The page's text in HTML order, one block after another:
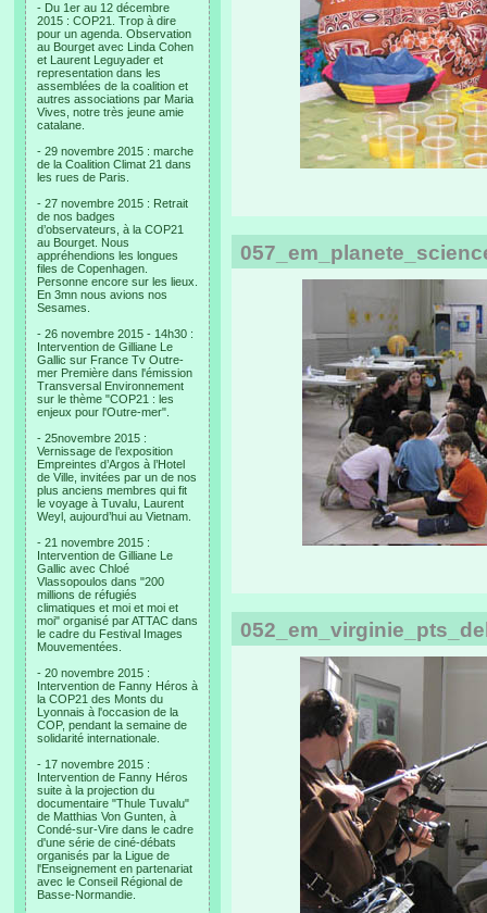
- Du 1er au 12 décembre
2015 : COP21. Trop à dire
pour un agenda. Observation
au Bourget avec Linda Cohen
et Laurent Leguyader et
representation dans les
assemblées de la coalition et
autres associations par Maria
Vives, notre très jeune amie
catalane.
- 29 novembre 2015 : marche
de la Coalition Climat 21 dans
les rues de Paris.
- 27 novembre 2015 : Retrait
de nos badges
d’observateurs, à la COP21
au Bourget. Nous
appréhendions les longues
files de Copenhagen.
Personne encore sur les lieux.
En 3mn nous avions nos
Sesames.
- 26 novembre 2015 - 14h30 :
Intervention de Gilliane Le
Gallic sur France Tv Outre-
mer Première dans l'émission
Transversal Environnement
sur le thème "COP21 : les
enjeux pour l'Outre-mer".
- 25novembre 2015 :
Vernissage de l’exposition
Empreintes d’Argos à l’Hotel
de Ville, invitées par un de nos
plus anciens membres qui fit
le voyage à Tuvalu, Laurent
Weyl, aujourd’hui au Vietnam.
- 21 novembre 2015 :
Intervention de Gilliane Le
Gallic avec Chloé
Vlassopoulos dans "200
millions de réfugiés
climatiques et moi et moi et
moi" organisé par ATTAC dans
le cadre du Festival Images
Mouvementées.
- 20 novembre 2015 :
Intervention de Fanny Héros à
la COP21 des Monts du
Lyonnais à l'occasion de la
COP, pendant la semaine de
solidarité internationale.
- 17 novembre 2015 :
Intervention de Fanny Héros
suite à la projection du
documentaire "Thule Tuvalu"
de Matthias Von Gunten, à
Condé-sur-Vire dans le cadre
d'une série de ciné-débats
organisés par la Ligue de
l'Enseignement en partenariat
avec le Conseil Régional de
Basse-Normandie.